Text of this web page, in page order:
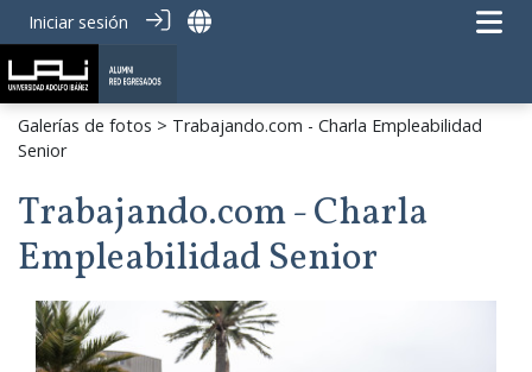
Iniciar sesión
Galerías de fotos > Trabajando.com - Charla Empleabilidad
Senior
Trabajando.com - Charla
Empleabilidad Senior